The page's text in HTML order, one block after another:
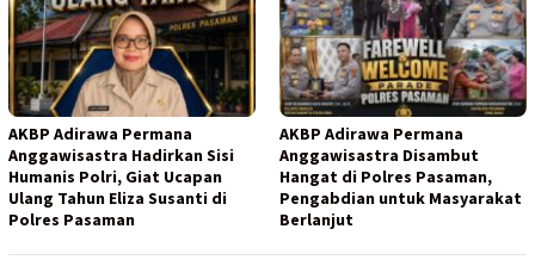
AKBP Adirawa Permana
Anggawisastra Hadirkan Sisi
Humanis Polri, Giat Ucapan
Ulang Tahun Eliza Susanti di
Polres Pasaman
AKBP Adirawa Permana
Anggawisastra Disambut
Hangat di Polres Pasaman,
Pengabdian untuk Masyarakat
Berlanjut